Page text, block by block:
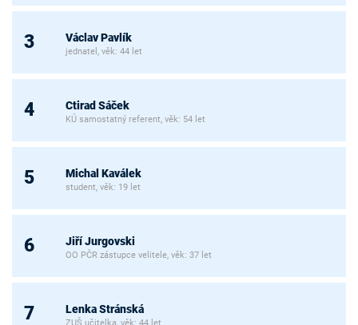
3 Václav Pavlík
jednatel, věk: 44 let
4 Ctirad Sáček
KÚ samostatný referent, věk: 54 let
5 Michal Kaválek
student, věk: 19 let
6 Jiří Jurgovski
OO PČR zástupce velitele, věk: 37 let
7 Lenka Stránská
ZUŠ učitelka, věk: 44 let